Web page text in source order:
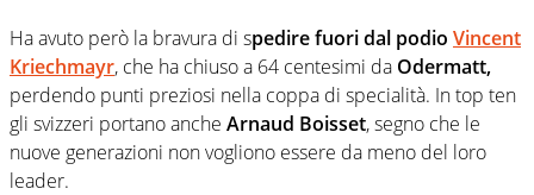
Ha avuto però la bravura di spedire fuori dal podio Vincent
Kriechmayr, che ha chiuso a 64 centesimi da Odermatt,
perdendo punti preziosi nella coppa di specialità. In top ten
gli svizzeri portano anche Arnaud Boisset, segno che le
nuove generazioni non vogliono essere da meno del loro
leader.